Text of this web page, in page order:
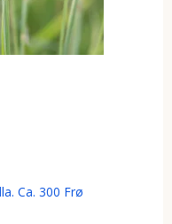
Ca. 300 Frø